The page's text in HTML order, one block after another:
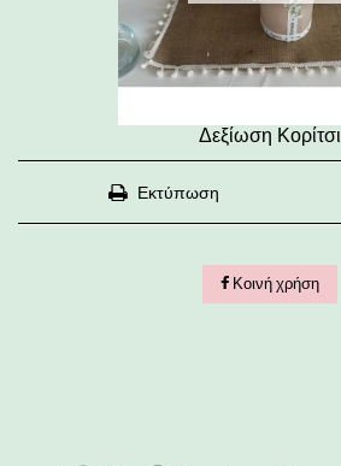
Δεξίωση Κορίτσι
Εκτύπωση
Κοινή χρήση